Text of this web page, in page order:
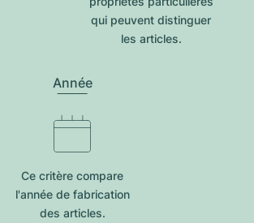
qui peuvent distinguer
les articles.
Année
Ce critère compare
l'année de fabrication
des articles.